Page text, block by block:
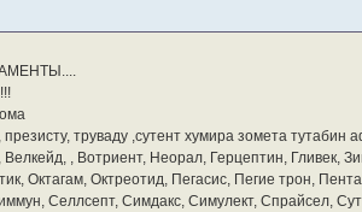
презисту, труваду ,сутент хумира зомета
, Вотриент, Неорал, Герцептин, Гливек,
Октагам, Октреотид, Пегасис, Пегие трон,
Селлсепт, Симдакс, Симулект, Спрайсел,